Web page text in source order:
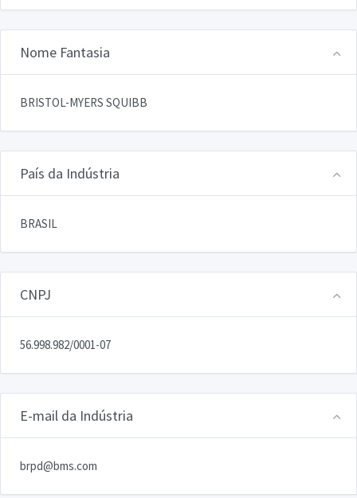
Nome Fantasia
BRISTOL-MYERS SQUIBB
País da Indústria
BRASIL
CNPJ
56.998.982/0001-07
E-mail da Indústria
brpd@bms.com